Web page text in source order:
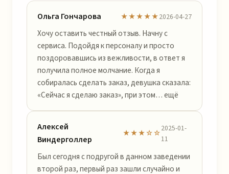
Ольга Гончарова ★★★★★2026-04-27
Хочу оставить честный отзыв. Начну с
сервиса. Подойдя к персоналу и просто
поздоровавшись из вежливости, в ответ я
получила полное молчание. Когда я
собиралась сделать заказ, девушка сказала:
«Сейчас я сделаю заказ», при этом… ещё
Алексей
Виндерголлер
★★★☆☆
2025-01-
11
Был сегодня с подругой в данном заведении
второй раз, первый раз зашли случайно и